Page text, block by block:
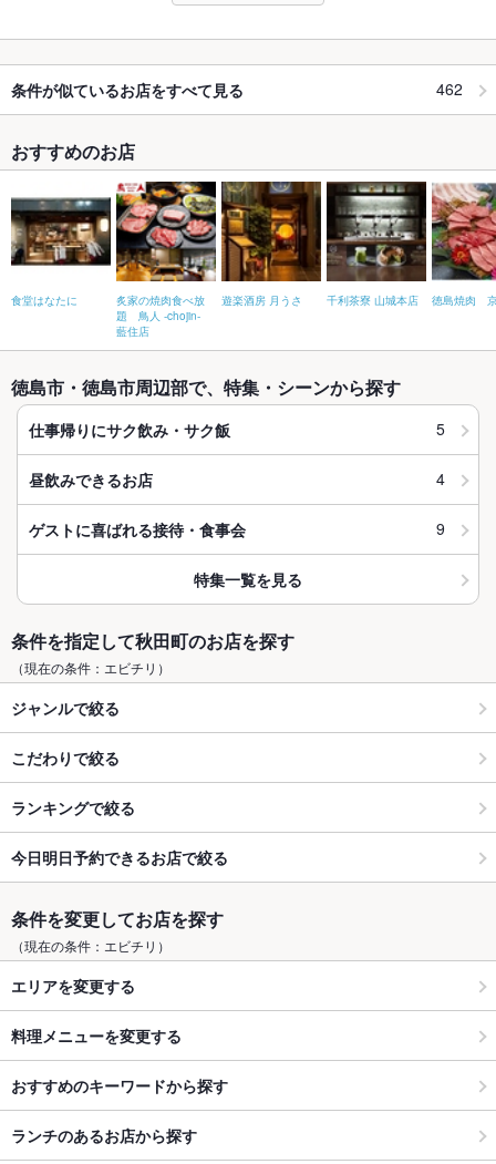
条件が似ているお店をすべて見る 462
おすすめのお店
食堂はなたに
炙家の焼肉食べ放
題 鳥人 -chojin-
藍住店
遊楽酒房 月うさ 千利茶寮 山城本店 徳島焼肉
徳島市・徳島市周辺部で、特集・シーンから探す
仕事帰りにサク飲み・サク飯 5
昼飲みできるお店 4
ゲストに喜ばれる接待・食事会 9
特集一覧を見る
条件を指定して秋田町のお店を探す
（現在の条件：エビチリ）
ジャンルで絞る
こだわりで絞る
ランキングで絞る
今日明日予約できるお店で絞る
条件を変更してお店を探す
（現在の条件：エビチリ）
エリアを変更する
料理メニューを変更する
おすすめのキーワードから探す
ランチのあるお店から探す